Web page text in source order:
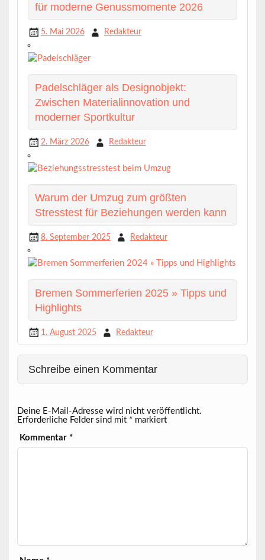
für moderne Genussmomente 2026
5. Mai 2026 Redakteur
Padelschläger als Designobjekt:
Zwischen Materialinnovation und
moderner Sportkultur
2. März 2026 Redakteur
Warum der Umzug zum größten
Stresstest für Beziehungen werden kann
8. September 2025 Redakteur
Bremen Sommerferien 2025 » Tipps und
Highlights
1. August 2025 Redakteur
Schreibe einen Kommentar
Deine E-Mail-Adresse wird nicht veröffentlicht.
Erforderliche Felder sind mit *markiert
Kommentar *